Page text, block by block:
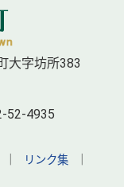
大字坊所383
52-4935
リンク集